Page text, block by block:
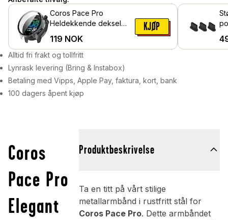
Coros Pace Pro
Heldekkende deksel
Gjennomsiktig
119 NOK
KJØP
Alltid fri frakt og tollfritt
Lynrask levering (Bring & Instabox)
Betaling med Vipps, Apple Pay, faktura, kort, bank
100 dagers åpent kjøp
Coros
Pace Pro
Elegant
Produktbeskrivelse
Ta en titt på vårt stilige
metallarmbånd i rustfritt stål for
Coros Pace Pro. Dette armbåndet